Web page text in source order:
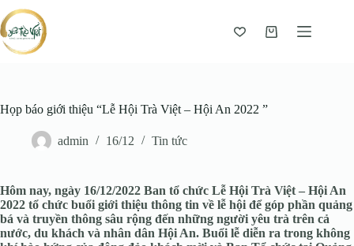
Giỏ
Họp báo giới thiệu “Lễ Hội Trà Việt – Hội An 2022 ”
admin 16/12 Tin tức
Hôm nay, ngày 16/12/2022 Ban tổ chức Lễ Hội Trà Việt – Hội An
2022 tổ chức buổi giới thiệu thông tin về lễ hội để góp phần quảng
bá và truyền thông sâu rộng đến những người yêu trà trên cả
nước, du khách và nhân dân Hội An. Buổi lễ diễn ra trong không